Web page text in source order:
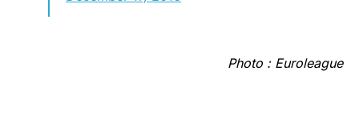
Photo : Euroleague